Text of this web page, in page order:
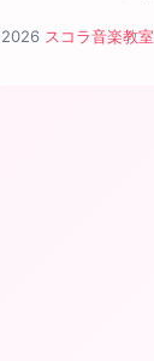
スコラ音楽教室